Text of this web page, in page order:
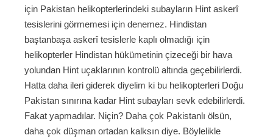
için Pakistan helikopterlerindeki subayların Hint askerî
tesislerini görmemesi için denemez. Hindistan
baştanbaşa askerî tesislerle kaplı olmadığı için
helikopterler Hindistan hükümetinin çizeceği bir hava
yolundan Hint uçaklarının kontrolü altında geçebilirlerdi.
Hatta daha ileri giderek diyelim ki bu helikopterleri Doğu
Pakistan sınırına kadar Hint subayları sevk edebilirlerdi.
Fakat yapmadılar. Niçin? Daha çok Pakistanlı ölsün,
daha çok düşman ortadan kalksın diye. Böylelikle